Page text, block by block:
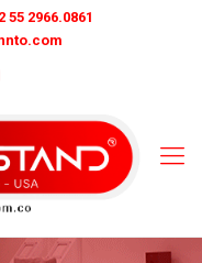
55 2966.0861